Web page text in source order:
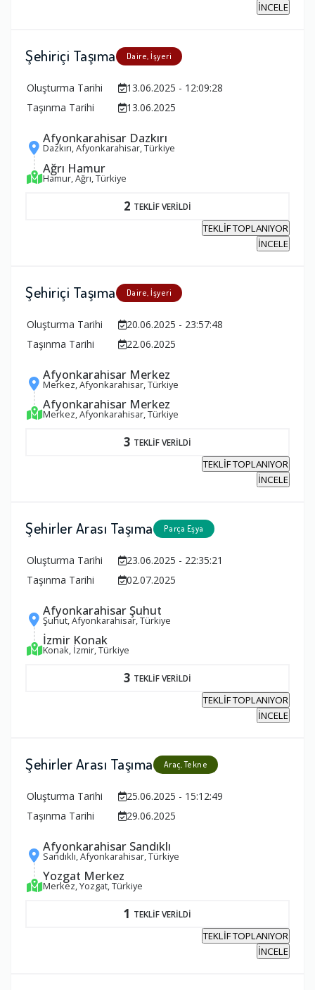
İNCELE
Şehiriçi Taşıma Daire, İşyeri
Oluşturma Tarihi
13.06.2025 - 12:09:28
Taşınma Tarihi
13.06.2025
Afyonkarahisar Dazkırı
Dazkırı, Afyonkarahisar, Türkiye
Ağrı Hamur
Hamur, Ağrı, Türkiye
2 TEKLİF VERİLDİ
TEKLİF TOPLANIYOR
İNCELE
Şehiriçi Taşıma Daire, İşyeri
Oluşturma Tarihi
20.06.2025 - 23:57:48
Taşınma Tarihi
22.06.2025
Afyonkarahisar Merkez
Merkez, Afyonkarahisar, Türkiye
Afyonkarahisar Merkez
Merkez, Afyonkarahisar, Türkiye
3 TEKLİF VERİLDİ
TEKLİF TOPLANIYOR
İNCELE
Şehirler Arası Taşıma Parça Eşya
Oluşturma Tarihi
23.06.2025 - 22:35:21
Taşınma Tarihi
02.07.2025
Afyonkarahisar Şuhut
Şuhut, Afyonkarahisar, Türkiye
İzmir Konak
Konak, İzmir, Türkiye
3 TEKLİF VERİLDİ
TEKLİF TOPLANIYOR
İNCELE
Şehirler Arası Taşıma Araç, Tekne
Oluşturma Tarihi
25.06.2025 - 15:12:49
Taşınma Tarihi
29.06.2025
Afyonkarahisar Sandıklı
Sandıklı, Afyonkarahisar, Türkiye
Yozgat Merkez
Merkez, Yozgat, Türkiye
1 TEKLİF VERİLDİ
TEKLİF TOPLANIYOR
İNCELE